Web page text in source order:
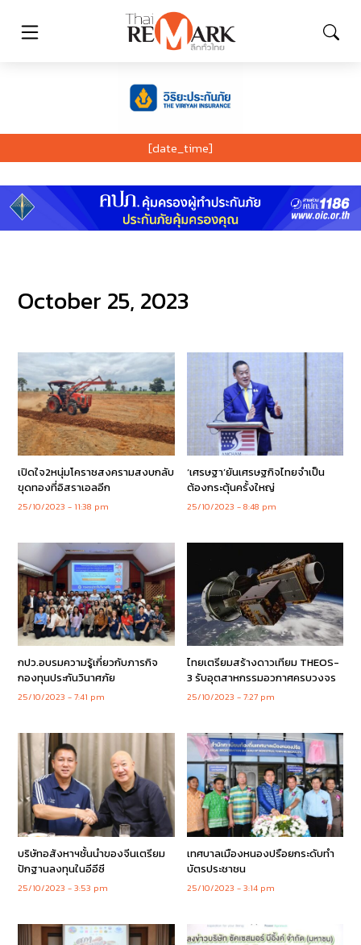
[date_time]
October 25, 2023
เปิดใจ2หนุ่มโคราชสงครามสงบกลับ
ขุดทองที่อิสราเอลอีก
25/10/2023 11:38 pm
‘เศรษฐา’ยันเศรษฐกิจไทยจำเป็น
ต้องกระตุ้นครั้งใหญ่
25/10/2023 8:48 pm
กปว.อบรมความรู้เกี่ยวกับภารกิจ
กองทุนประกันวินาศภัย
25/10/2023 7:41 pm
ไทยเตรียมสร้างดาวเทียม THEOS-
3 รับอุตสาหกรรมอวกาศครบวงจร
25/10/2023 7:27 pm
บริษัทอสังหาฯชั้นนำของจีนเตรียม
ปักฐานลงทุนในอีอีซี
25/10/2023 3:53 pm
เทศบาลเมืองหนองปรือยกระดับทำ
บัตรประชาชน
25/10/2023 3:14 pm